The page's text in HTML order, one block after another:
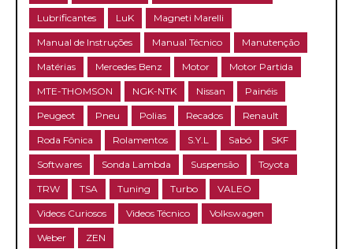
Lubrificantes LuK Magneti Marelli
Manual de Instruções Manual Técnico Manutenção
Matérias Mercedes Benz Motor Motor Partida
MTE-THOMSON NGK-NTK Nissan Painéis
Peugeot Pneu Polias Recados Renault
Roda Fônica Rolamentos S.Y.L Sabó SKF
Softwares Sonda Lambda Suspensão Toyota
TRW TSA Tuning Turbo VALEO
Videos Curiosos Videos Técnico Volkswagen
Weber ZEN